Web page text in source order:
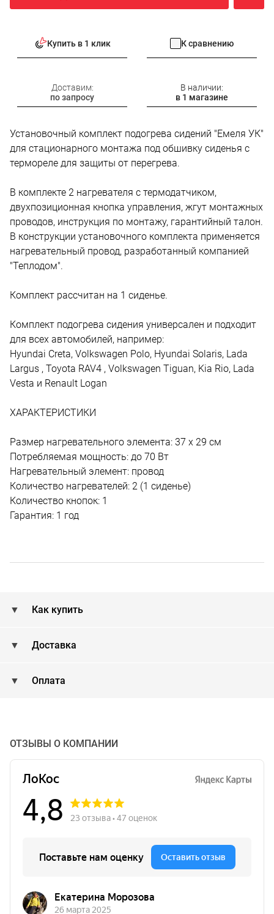
Купить в 1 клик К сравнению
Доставим:
по запросу
В наличии:
в 1 магазине
Установочный комплект подогрева сидений "Емеля УК"
для стационарного монтажа под обшивку сиденья с
термореле для защиты от перегрева.
В комплекте 2 нагревателя c термодатчиком,
двухпозиционная кнопка управления, жгут монтажных
проводов, инструкция по монтажу, гарантийный талон.
В конструкции установочного комплекта применяется
нагревательный провод, разработанный компанией
"Теплодом".
Комплект рассчитан на 1 сиденье.
Комплект подогрева сидения универсален и подходит
для всех автомобилей, например:
Hyundai Creta, Volkswagen Polo, Hyundai Solaris, Lada
Largus , Toyota RAV4 , Volkswagen Tiguan, Kia Rio, Lada
Vesta и Renault Logan
ХАРАКТЕРИСТИКИ
Размер нагревательного элемента: 37 x 29 см
Потребляемая мощность: до 70 Вт
Нагревательный элемент: провод
Количество нагревателей: 2 (1 сиденье)
Количество кнопок: 1
Гарантия: 1 год
Как купить
Доставка
Оплата
ОТЗЫВЫ О КОМПАНИИ